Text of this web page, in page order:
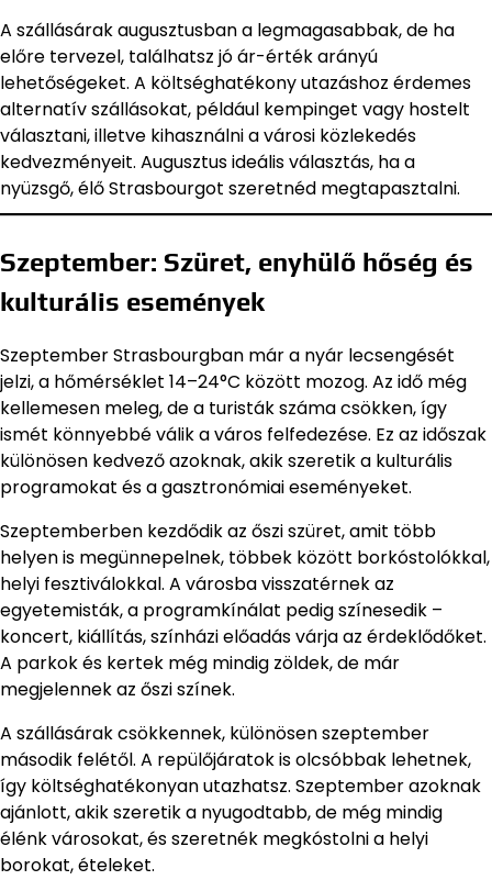
A szállásárak augusztusban a legmagasabbak, de ha
előre tervezel, találhatsz jó ár-érték arányú
lehetőségeket. A költséghatékony utazáshoz érdemes
alternatív szállásokat, például kempinget vagy hostelt
választani, illetve kihasználni a városi közlekedés
kedvezményeit. Augusztus ideális választás, ha a
nyüzsgő, élő Strasbourgot szeretnéd megtapasztalni.
Szeptember: Szüret, enyhülő hőség és
kulturális események
Szeptember Strasbourgban már a nyár lecsengését
jelzi, a hőmérséklet 14–24°C között mozog. Az idő még
kellemesen meleg, de a turisták száma csökken, így
ismét könnyebbé válik a város felfedezése. Ez az időszak
különösen kedvező azoknak, akik szeretik a kulturális
programokat és a gasztronómiai eseményeket.
Szeptemberben kezdődik az őszi szüret, amit több
helyen is megünnepelnek, többek között borkóstolókkal,
helyi fesztiválokkal. A városba visszatérnek az
egyetemisták, a programkínálat pedig színesedik –
koncert, kiállítás, színházi előadás várja az érdeklődőket.
A parkok és kertek még mindig zöldek, de már
megjelennek az őszi színek.
A szállásárak csökkennek, különösen szeptember
második felétől. A repülőjáratok is olcsóbbak lehetnek,
így költséghatékonyan utazhatsz. Szeptember azoknak
ajánlott, akik szeretik a nyugodtabb, de még mindig
élénk városokat, és szeretnék megkóstolni a helyi
borokat, ételeket.